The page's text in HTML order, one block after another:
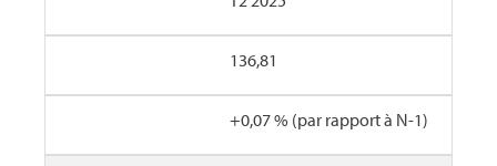
136,81
+0,07 % (par rapport à N-1)